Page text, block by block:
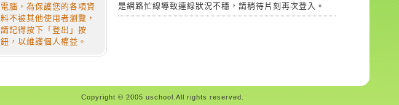
電腦，為保護您的各項資
料不被其他使用者瀏覽，
請記得按下「登出」按
鈕，以維護個人權益。
是網路忙線導致連線狀況不穩，請稍待片刻再次登入。
Copyright © 2005 uschool.All rights reserved.